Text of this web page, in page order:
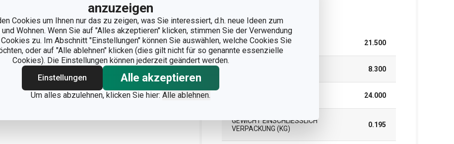
anzuzeigen
Cookies um Ihnen nur das zu zeigen, was Sie interessiert, d.h. neue Ideen zum
und Wohnen. Wenn Sie auf "Alles akzeptieren" klicken, stimmen Sie der Verwendung
zu. Im Abschnitt "Einstellungen" können Sie auswählen, welche Cookies Sie
oder auf "Alle ablehnen" klicken (dies gilt nicht für so genannte essenzielle
Cookies). Die Einstellungen können jederzeit geändert werden.
Einstellungen
Alle akzeptieren
Um alles abzulehnen, klicken Sie hier: Alle ablehnen.
Verpackung
BREITE (CM) 21.500
8.300
24.000
GEWICHT EINSCHLIESSLICH V
ERPACKUNG (KG)
0.195